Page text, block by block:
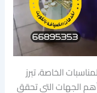
الخاصة، تبرز
الجهات التي تحقق